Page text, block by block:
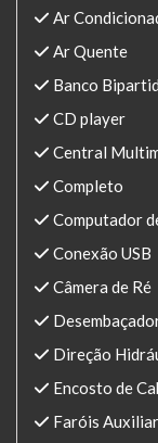
Ar
Ar Quente
Banco
CD player
Central
Completo
Computador
Conexão USB
Câmera de Ré
Direção
Encosto de
Faróis